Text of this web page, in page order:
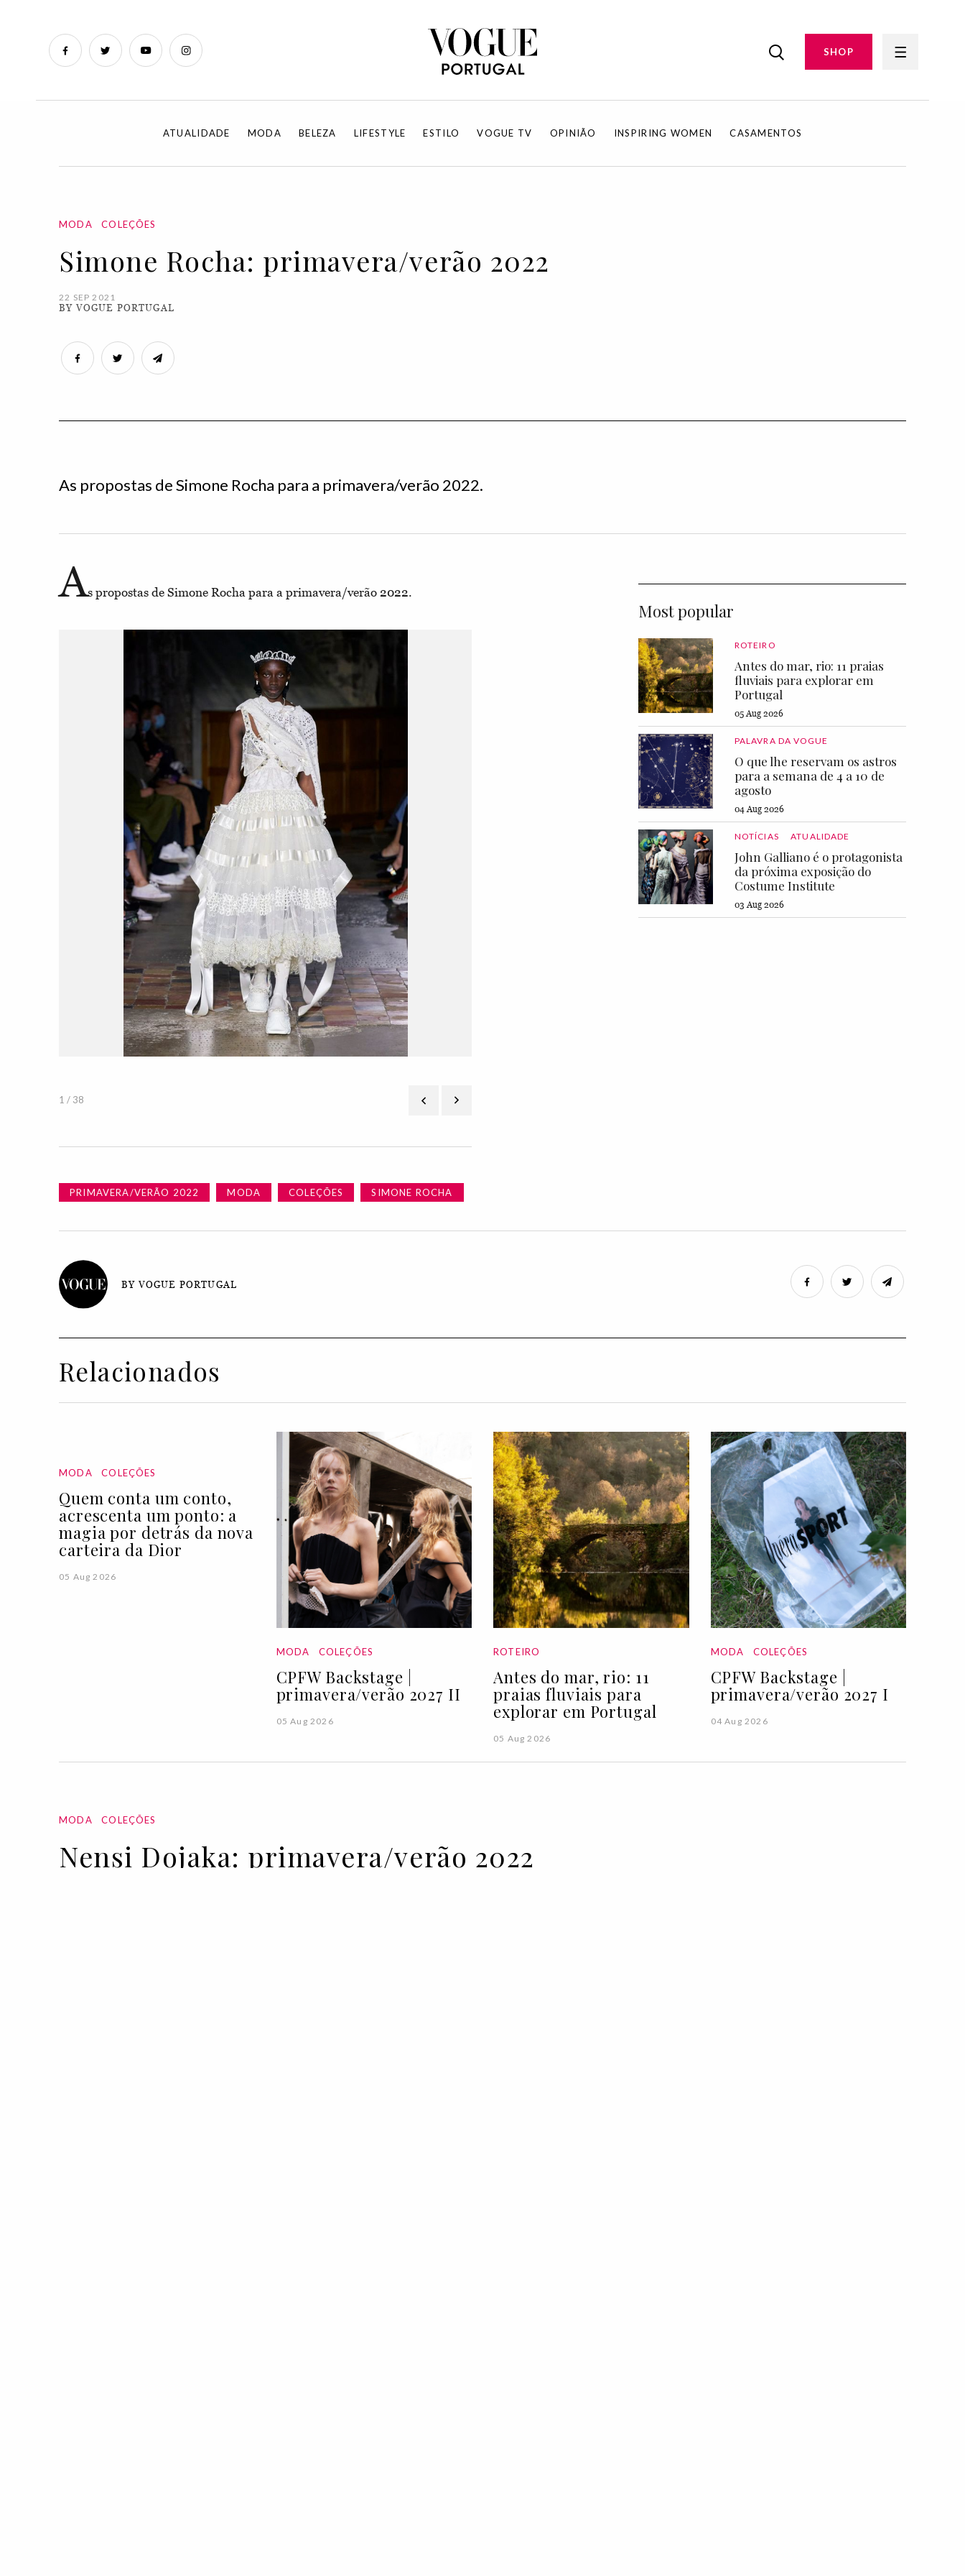
SHOP
ATUALIDADE MODA BELEZA LIFESTYLE ESTILO VOGUE TV OPINIÃO INSPIRING WOMEN CASAMENTOS
MODA COLEÇÕES
Simone Rocha: primavera/verão 2022
22 SEP 2021
BY VOGUE PORTUGAL
As propostas de Simone Rocha para a primavera/verão 2022.
As propostas de Simone Rocha para a primavera/verão 2022.
1 / 38
Most popular
ROTEIRO
Antes do mar, rio: 11 praias
fluviais para explorar em
Portugal
05 Aug 2026
PALAVRA DA VOGUE
O que lhe reservam os astros
para a semana de 4 a 10 de
agosto
04 Aug 2026
NOTÍCIAS ATUALIDADE
John Galliano é o protagonista
da próxima exposição do
Costume Institute
03 Aug 2026
PRIMAVERA/VERÃO 2022 MODA COLEÇÕES SIMONE ROCHA
BY VOGUE PORTUGAL
Relacionados
MODA COLEÇÕES
Quem conta um conto,
acrescenta um ponto: a
magia por detrás da nova
carteira da Dior
05 Aug 2026
MODA COLEÇÕES
CPFW Backstage |
primavera/verão 2027 II
05 Aug 2026
ROTEIRO
Antes do mar, rio: 11
praias fluviais para
explorar em Portugal
05 Aug 2026
MODA COLEÇÕES
CPFW Backstage |
primavera/verão 2027 I
04 Aug 2026
MODA COLEÇÕES
Nensi Dojaka: primavera/verão 2022